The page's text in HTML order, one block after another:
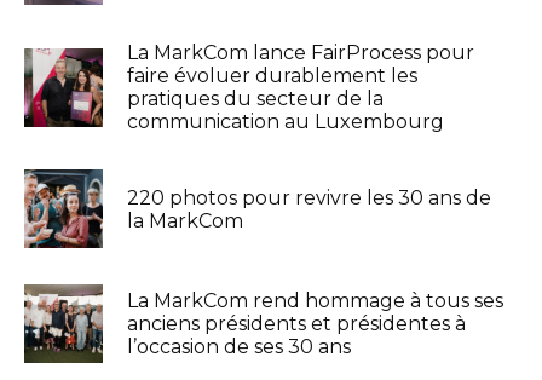
La MarkCom lance FairProcess pour
faire évoluer durablement les
pratiques du secteur de la
communication au Luxembourg
220 photos pour revivre les 30 ans de
la MarkCom
La MarkCom rend hommage à tous ses
anciens présidents et présidentes à
l’occasion de ses 30 ans